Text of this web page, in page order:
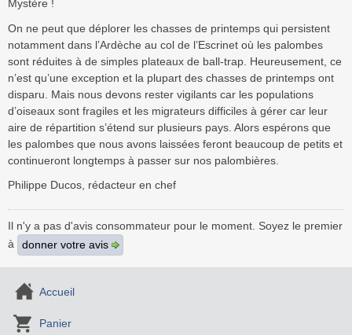
Mystère !
On ne peut que déplorer les chasses de printemps qui persistent
notamment dans l’Ardèche au col de l’Escrinet où les palombes
sont réduites à de simples plateaux de ball-trap. Heureusement, ce
n’est qu’une exception et la plupart des chasses de printemps ont
disparu. Mais nous devons rester vigilants car les populations
d’oiseaux sont fragiles et les migrateurs difficiles à gérer car leur
aire de répartition s’étend sur plusieurs pays. Alors espérons que
les palombes que nous avons laissées feront beaucoup de petits et
continueront longtemps à passer sur nos palombières.
Philippe Ducos, rédacteur en chef
Il n'y a pas d'avis consommateur pour le moment. Soyez le premier
à
donner votre avis
Accueil
Panier